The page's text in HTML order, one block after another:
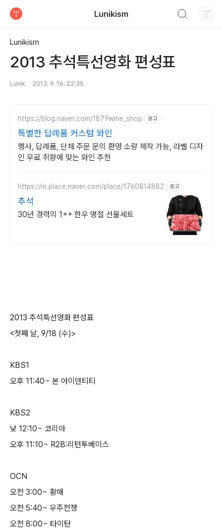
Lunikism
Lunikism
2013 추석특선영화 편성표
Lunik 2013. 9. 16. 22:35
https://blog.naver.com/1879wine_shop 광고
특별한 답례품 커스텀 와인
행사, 답례품, 단체 주문 문의 환영 소량 제작 가능, 라벨 디자
인 무료 취향에 맞는 와인 추천
https://m.place.naver.com/place/1760814882 광고
추석
30년 경력의 1++ 한우 명절 선물세트
2013 추석특선영화 편성표
<첫째 날, 9/18 (수)>
KBS1
오후 11:40~ 본 아이덴티티
KBS2
낮 12:10~ 코리아
오후 11:10~ R2B:리턴투베이스
OCN
오전 3:00~ 황해
오전 5:40~ 우주전쟁
오전 8:00~ 타이탄